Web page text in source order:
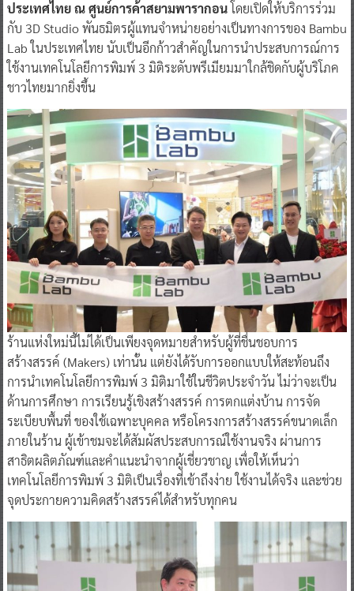
ประเทศไทย ณ ศูนย์การค้าสยามพารากอนโดยเปิดให้บริการร่วม
กับ 3D Studio พันธมิตรผู้แทนจำหน่ายอย่างเป็นทางการของ Bambu
Lab ในประเทศไทย นับเป็นอีกก้าวสำคัญในการนำประสบการณ์การ
ใช้งานเทคโนโลยีการพิมพ์ 3 มิติระดับพรีเมียมมาใกล้ชิดกับผู้บริโภค
ชาวไทยมากยิ่งขึ้น
ร้านแห่งใหม่นี้ไม่ได้เป็นเพียงจุดหมายสำหรับผู้ที่ชื่นชอบการ
สร้างสรรค์ (Makers) เท่านั้น แต่ยังได้รับการออกแบบให้สะท้อนถึง
การนำเทคโนโลยีการพิมพ์ 3 มิติมาใช้ในชีวิตประจำวัน ไม่ว่าจะเป็น
ด้านการศึกษา การเรียนรู้เชิงสร้างสรรค์ การตกแต่งบ้าน การจัด
ระเบียบพื้นที่ ของใช้เฉพาะบุคคล หรือโครงการสร้างสรรค์ขนาดเล็ก
ภายในร้าน ผู้เข้าชมจะได้สัมผัสประสบการณ์ใช้งานจริง ผ่านการ
สาธิตผลิตภัณฑ์และคำแนะนำจากผู้เชี่ยวชาญ เพื่อให้เห็นว่า
เทคโนโลยีการพิมพ์ 3 มิติเป็นเรื่องที่เข้าถึงง่าย ใช้งานได้จริง และช่วย
จุดประกายความคิดสร้างสรรค์ได้สำหรับทุกคน